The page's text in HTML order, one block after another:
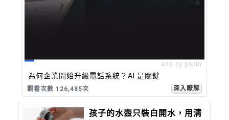
ads by popIn
為何企業開始升級電話系統？AI 是關鍵
觀看次數 126,485次 深入瞭解
孩子的水壺只裝白開水，用清